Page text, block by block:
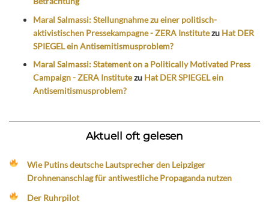
Maral Salmassi: Stellungnahme zu einer politisch-
aktivistischen Pressekampagne - ZERA Institutezu Hat DER
SPIEGEL ein Antisemitismusproblem?
Maral Salmassi: Statement on a Politically Motivated Press
Campaign - ZERA Institutezu Hat DER SPIEGEL ein
Antisemitismusproblem?
Aktuell oft gelesen
Wie Putins deutsche Lautsprecher den Leipziger
Drohnenanschlag für antiwestliche Propaganda nutzen
Der Ruhrpilot